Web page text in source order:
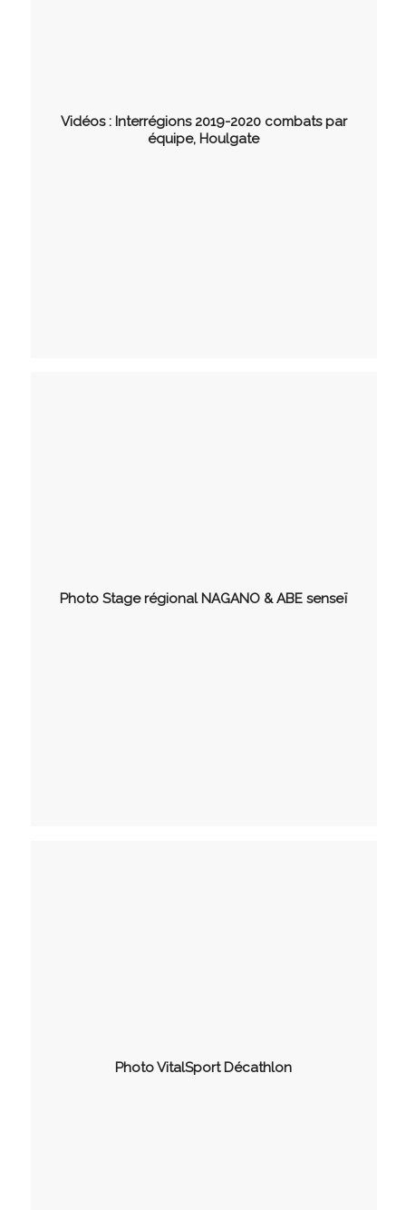
Vidéos : Interrégions 2019-2020 combats par
équipe, Houlgate
Photo Stage régional NAGANO & ABE senseï
Photo VitalSport Décathlon